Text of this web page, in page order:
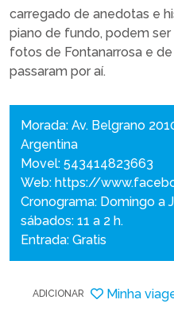
carregado de anedotas e
piano de fundo, podem
fotos de Fontanarrosa e
passaram por aí.
Morada: Av. Belgrano
Argentina
Movel: 543414823663
Web: https://
Cronograma: Domingo a
sábados: 11 a 2 h.
Entrada: Gratis
ADICIONAR Minha